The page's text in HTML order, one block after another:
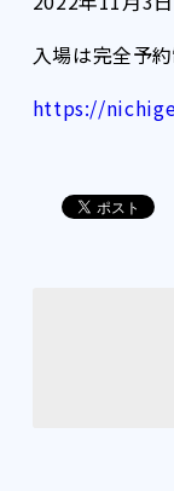
入場は完全予
https://